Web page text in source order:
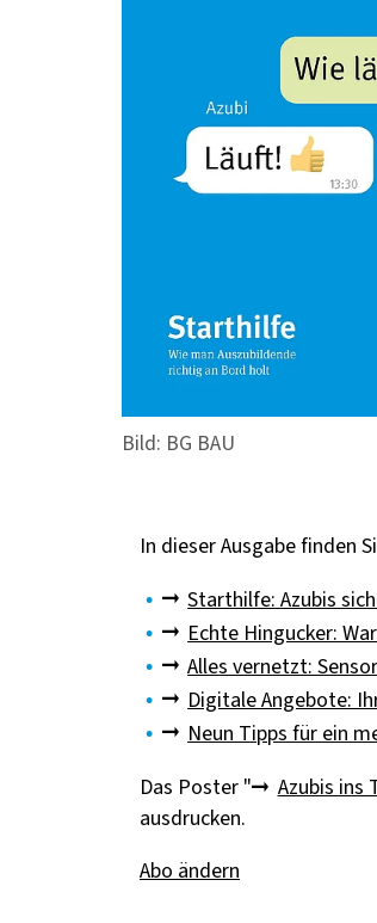
Bild: BG BAU
In dieser Ausgabe finden
Starthilfe: Azubis
Echte Hingucker:
Alles vernetzt:
Digitale Angebote:
Neun Tipps für ein
Das Poster "
Azubis ins
ausdrucken.
Abo ändern